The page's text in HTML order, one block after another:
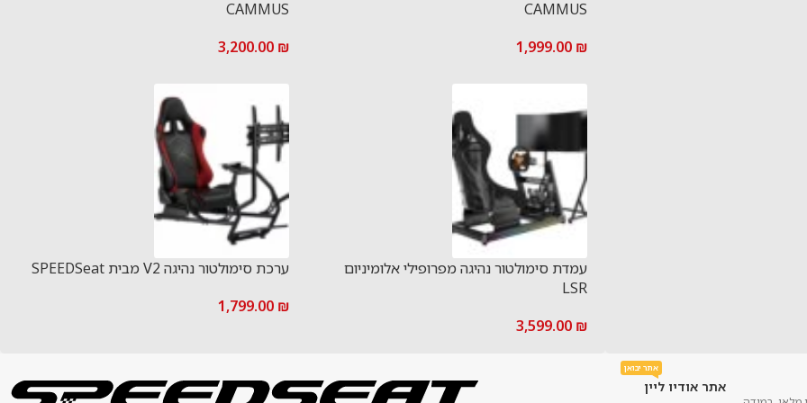
CAMMUS
1,999.00 ₪
CAMMUS
3,200.00 ₪
עמדת סימולטור נהיגה מפרופילי אלומיניום
LSR
3,599.00 ₪
ערכת סימולטור נהיגה V2 מבית SPEEDSeat
1,799.00 ₪
אתר אודיו ליין
אתר יבואן